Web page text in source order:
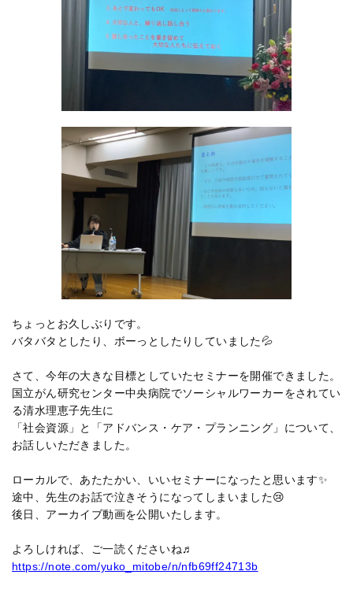
ちょっとお久しぶりです。
バタバタとしたり、ボーっとしたりしていました💦
さて、今年の大きな目標としていたセミナーを開催できました。
国立がん研究センター中央病院でソーシャルワーカーをされてい
る清水理恵子先生に
「社会資源」と「アドバンス・ケア・プランニング」について、
お話しいただきました。
ローカルで、あたたかい、いいセミナーになったと思います✨
途中、先生のお話で泣きそうになってしまいました😢
後日、アーカイブ動画を公開いたします。
よろしければ、ご一読くださいね♬
https://note.com/yuko_mitobe/n/nfb69ff24713b